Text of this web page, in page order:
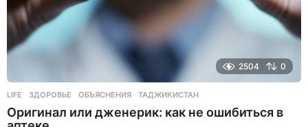
2504 0
LIFE ЗДОРОВЬЕ ,ОБЪЯСНЕНИЯ ,ТАДЖИКИСТАН
Оригинал или дженерик: как не ошибиться в